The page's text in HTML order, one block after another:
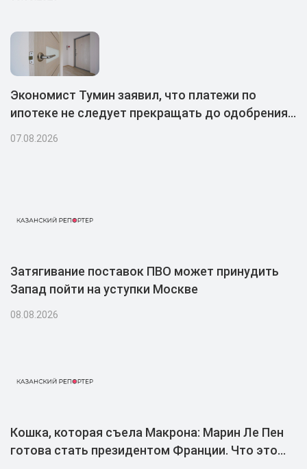
Экономист Тумин заявил, что платежи по
ипотеке не следует прекращать до одобрения
07.08.2026
Затягивание поставок ПВО может принудить
Запад пойти на уступки Москве
08.08.2026
Кошка, которая съела Макрона: Марин Ле Пен
готова стать президентом Франции. Что это